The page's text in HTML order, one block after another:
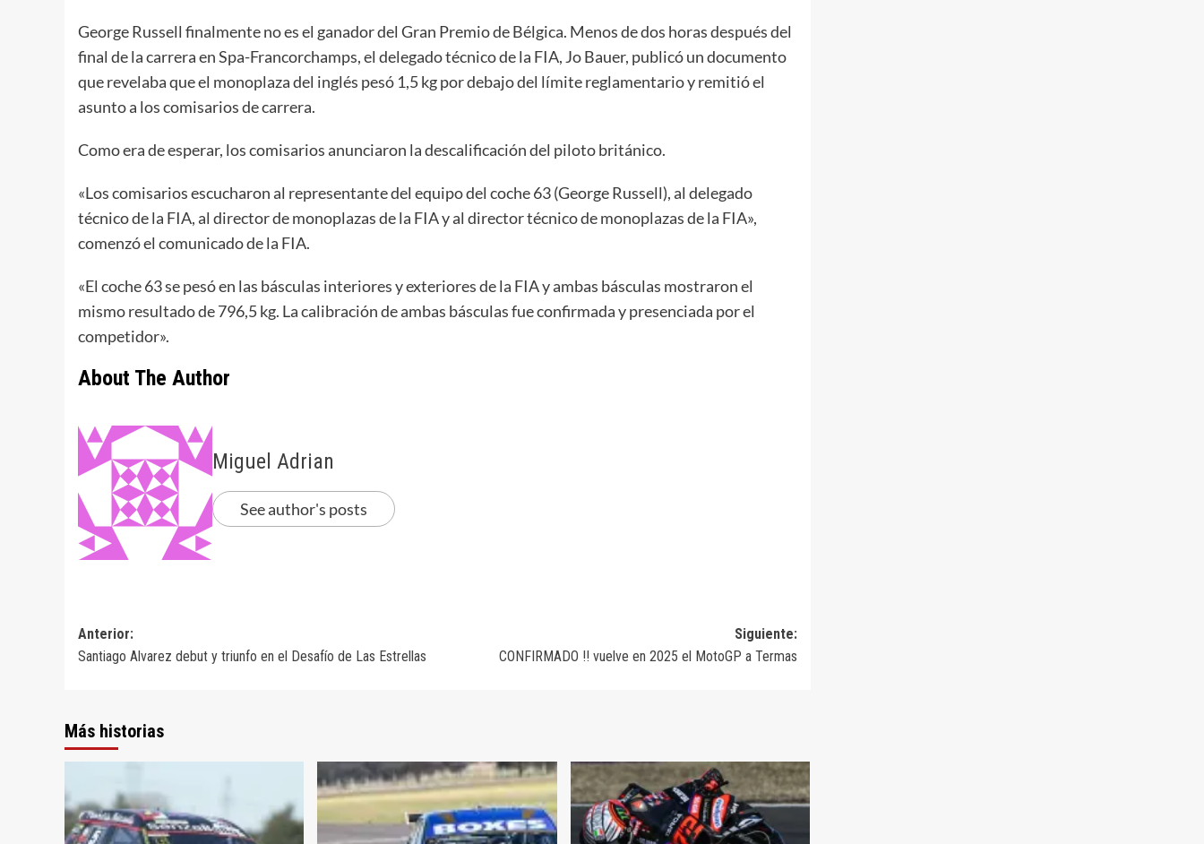
George Russell finalmente no es el ganador del Gran Premio de Bélgica. Menos de dos horas después del
final de la carrera en Spa-Francorchamps, el delegado técnico de la FIA, Jo Bauer, publicó un documento
que revelaba que el monoplaza del inglés pesó 1,5 kg por debajo del límite reglamentario y remitió el
asunto a los comisarios de carrera.
Como era de esperar, los comisarios anunciaron la descalificación del piloto británico.
«Los comisarios escucharon al representante del equipo del coche 63 (George Russell), al delegado
técnico de la FIA, al director de monoplazas de la FIA y al director técnico de monoplazas de la FIA»,
comenzó el comunicado de la FIA.
«El coche 63 se pesó en las básculas interiores y exteriores de la FIA y ambas básculas mostraron el
mismo resultado de 796,5 kg. La calibración de ambas básculas fue confirmada y presenciada por el
competidor».
About The Author
Miguel Adrian
See author's posts
Navegación
de
Anterior:
Santiago Alvarez debut y triunfo en el Desafío de Las Estrellas
Siguiente:
CONFIRMADO !! vuelve en 2025 el MotoGP a Termas
Más historias